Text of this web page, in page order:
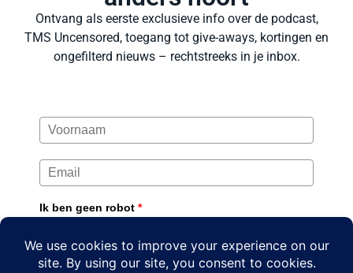
Ontvang als eerste exclusieve info over de podcast,
TMS Uncensored, toegang tot give-aways, kortingen en
ongefilterd nieuws – rechtstreeks in je inbox.
Ik ben geen robot *